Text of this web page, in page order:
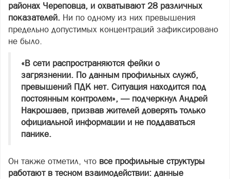
районах Череповца, и охватывают 28 различных
показателей. Ни по одному из них превышения
предельно допустимых концентраций зафиксировано
не было.
«В сети распространяются фейки о
загрязнении. По данным профильных служб,
превышений ПДК нет. Ситуация находится под
постоянным контролем», — подчеркнул Андрей
Накрошаев, призвав жителей доверять только
официальной информации и не поддаваться
панике.
Он также отметил, что все профильные структуры
работают в тесном взаимодействии: данные